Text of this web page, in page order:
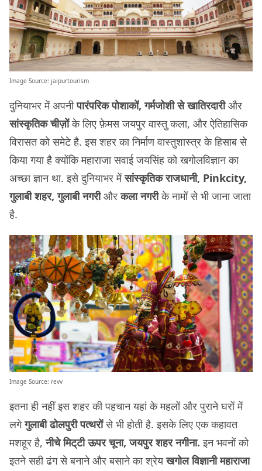
Image Source: jaipurtourism
दुनियाभर में अपनीपारंपरिक पोशाकों, गर्मजोशी से खातिरदारीऔर
सांस्कृतिक चीज़ोंके लिए फ़ेमस जयपुर वास्तु कला, और ऐतिहासिक
विरासत को समेटे है. इस शहर का निर्माण वास्तुशास्त्र के हिसाब से
किया गया है क्योंकि महाराजा सवाई जयसिंह को खगोलविज्ञान का
अच्छा ज्ञान था. इसे दुनियाभर मेंसांस्कृतिक राजधानी, Pinkcity,
गुलाबी शहर, गुलाबी नगरीऔरकला नगरीके नामों से भी जाना जाता
है.
Image Source: revv
इतना ही नहीं इस शहर की पहचान यहां के महलों और पुराने घरों में
लगेगुलाबी ढोलपुरी पत्थरोंसे भी होती है. इसके लिए एक कहावत
मशहूर है,नीचे मिट्‌टी ऊपर चूना, जयपुर शहर नगीना. इन भवनों को
इतने सही ढंग से बनाने और बसाने का श्रेयखगोल विज्ञानी महाराजा